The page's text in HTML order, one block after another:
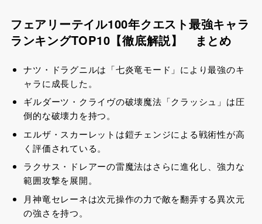
フェアリーテイル100年クエスト最強キャラ
ランキングTOP10【徹底解説】 まとめ
ナツ・ドラグニルは「七炎竜モード」により最強のキ
ャラに成長した。
ギルダーツ・クライヴの破壊魔法「クラッシュ」は圧
倒的な破壊力を持つ。
エルザ・スカーレットは鎧チェンジによる戦術性が高
く評価されている。
ラクサス・ドレアーの雷魔法はさらに進化し、強力な
範囲攻撃を展開。
月神竜セレーネは次元操作の力で敵を翻弄する異次元
の強さを持つ。